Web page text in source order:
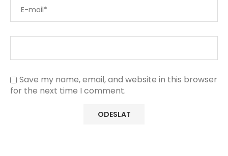
Save my name, email, and website in this browser
for the next time I comment.